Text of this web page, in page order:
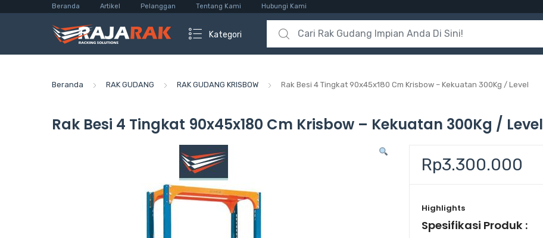
Beranda Artikel Pelanggan Tentang Kami Hubungi Kami
Kategori
Search for:
Beranda RAK GUDANG RAK GUDANG KRISBOW Rak Besi 4 Tingkat 90x45x180 Cm Krisbow – Kekuatan 300Kg / Level
Rak Besi 4 Tingkat 90x45x180 Cm Krisbow – Kekuatan 300Kg / Level
Rp3.300.000
Highlights
Spesifikasi Produk :